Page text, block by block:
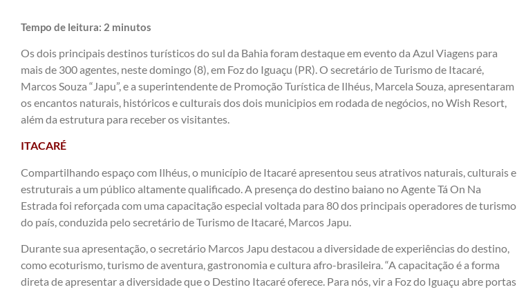
Tempo de leitura: 2 minutos
Os dois principais destinos turísticos do sul da Bahia foram destaque em evento da Azul Viagens para
mais de 300 agentes, neste domingo (8), em Foz do Iguaçu (PR). O secretário de Turismo de Itacaré,
Marcos Souza “Japu”, e a superintendente de Promoção Turística de Ilhéus, Marcela Souza, apresentaram
os encantos naturais, históricos e culturais dos dois municipios em rodada de negócios, no Wish Resort,
além da estrutura para receber os visitantes.
ITACARÉ
Compartilhando espaço com Ilhéus, o município de Itacaré apresentou seus atrativos naturais, culturais e
estruturais a um público altamente qualificado. A presença do destino baiano no Agente Tá On Na
Estrada foi reforçada com uma capacitação especial voltada para 80 dos principais operadores de turismo
do país, conduzida pelo secretário de Turismo de Itacaré, Marcos Japu.
Durante sua apresentação, o secretário Marcos Japu destacou a diversidade de experiências do destino,
como ecoturismo, turismo de aventura, gastronomia e cultura afro-brasileira. “A capacitação é a forma
direta de apresentar a diversidade que o Destino Itacaré oferece. Para nós, vir a Foz do Iguaçu abre portas